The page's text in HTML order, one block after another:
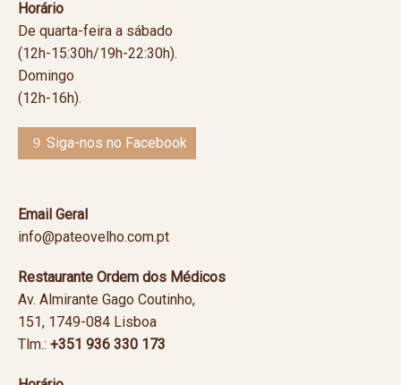
Horário
De quarta-feira a sábado
(12h-15:30h/19h-22:30h).
Domingo
(12h-16h).
Siga-nos no Facebook
Email Geral
info@pateovelho.com.pt
Restaurante Ordem dos Médicos
Av. Almirante Gago Coutinho,
151, 1749-084 Lisboa
Tlm.: +351 936 330 173